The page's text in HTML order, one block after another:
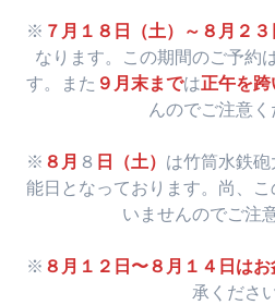
※ ７月１８日（土）～８月２３
なります。この期間のご予約
す。また ９月末までは正午を
んのでご注意く
※ ８月 ８ 日（土） は竹筒水鉄
能日となっております。尚、
いませんのでご注
※ ８月１２日〜８月１４日は
承ください